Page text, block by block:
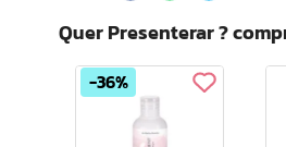
Quer Presenterar ?
36%